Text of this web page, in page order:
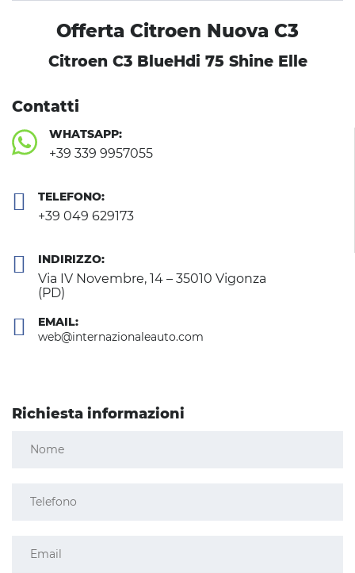
Offerta Citroen Nuova C3
Citroen C3 BlueHdi 75 Shine Elle
Contatti
WHATSAPP:
+39 339 9957055
TELEFONO:
+39 049 629173
INDIRIZZO:
Via IV Novembre, 14 – 35010 Vigonza
(PD)
EMAIL:
web@internazionaleauto.com
Richiesta informazioni